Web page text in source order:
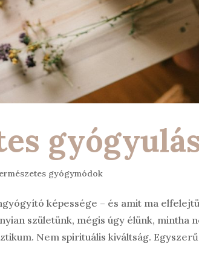
gyógymódok
képessége – és amit ma
születünk, mégis úgy élünk, mintha
Nem spirituális kiváltság.